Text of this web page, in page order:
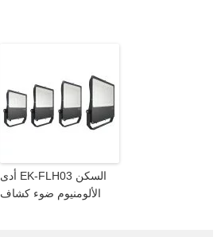
أدى EK-FLH03 السكن
الألومنيوم ضوء كشاف